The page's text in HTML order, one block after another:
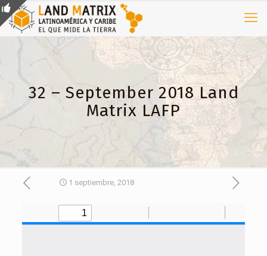
32 – September 2018 Land
Matrix LAFP
1 septiembre, 2018